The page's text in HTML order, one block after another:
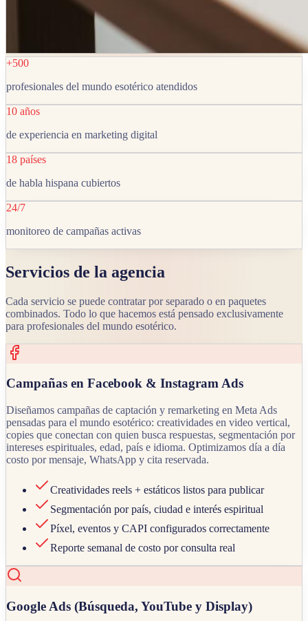
+500
profesionales del mundo esotérico atendidos
10 años
de experiencia en marketing digital
18 países
de habla hispana cubiertos
24/7
monitoreo de campañas activas
Servicios de la agencia
Cada servicio se puede contratar por separado o en paquetes
combinados. Todo lo que hacemos está pensado exclusivamente
para profesionales del mundo esotérico.
Campañas en Facebook & Instagram Ads
Diseñamos campañas de captación y remarketing en Meta Ads
pensadas para el mundo esotérico: creatividades en video vertical,
copies que conectan con quien busca respuestas, segmentación por
intereses espirituales, edad, país e idioma. Optimizamos día a día
costo por mensaje, WhatsApp y cita reservada.
Creatividades reels + estáticos listos para publicar
Segmentación por país, ciudad e interés espiritual
Píxel, eventos y CAPI configurados correctamente
Reporte semanal de costo por consulta real
Google Ads (Búsqueda, YouTube y Display)